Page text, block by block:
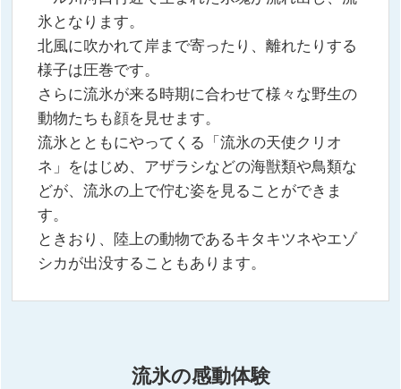
氷となります。
北風に吹かれて岸まで寄ったり、離れたりする
様子は圧巻です。
さらに流氷が来る時期に合わせて様々な野生の
動物たちも顔を見せます。
流氷とともにやってくる「流氷の天使クリオ
ネ」をはじめ、アザラシなどの海獣類や鳥類な
どが、流氷の上で佇む姿を見ることができま
す。
ときおり、陸上の動物であるキタキツネやエゾ
シカが出没することもあります。
流氷の感動体験